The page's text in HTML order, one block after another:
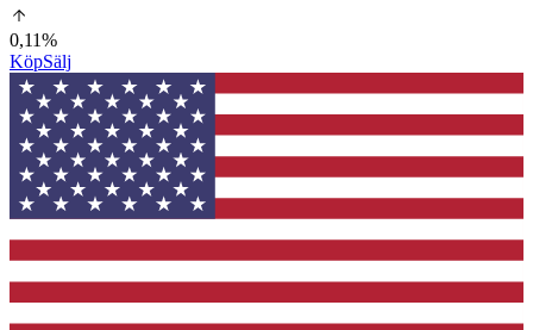
0,11%
KöpSälj